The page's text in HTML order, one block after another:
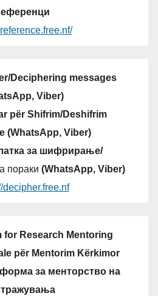
Deciphering messages
Viber)
për Shifrim/Deshifrim
(WhatsApp, Viber)
за шифрирање/
пораки (WhatsApp, Viber)
decipher.free.nf
for Research Mentoring
për Mentorim Kërkimor
за менторство на